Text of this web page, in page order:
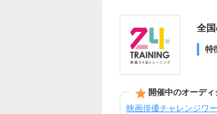
全
特
開催中のオーディ
映画俳優チャレンジワ